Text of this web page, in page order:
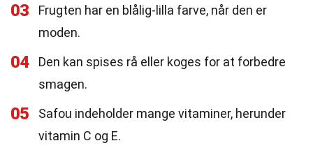
03
Frugten har en blålig-lilla farve, når den er
moden.
04
Den kan spises rå eller koges for at forbedre
smagen.
05
Safou indeholder mange vitaminer, herunder
vitamin C og E.